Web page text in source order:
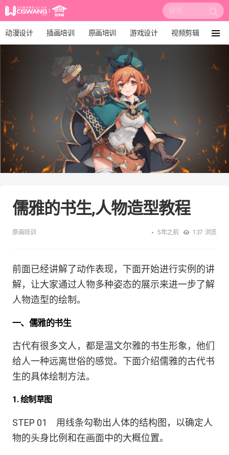
搜
索:
动漫设计 插画培训 原画培训 游戏设计 视频剪辑
3D建模 培训课程 动画设计
绘画教程 板绘培训
单
儒雅的书生,人物造型教程
原画培训 5年之前 137 浏览
前面已经讲解了动作表现，下面开始进行实例的讲
解，让大家通过人物多种姿态的展示来进一步了解
人物造型的绘制。
一、儒雅的书生
古代有很多文人，都是温文尔雅的书生形象，他们
给人一种远离世俗的感觉。下面介绍儒雅的古代书
生的具体绘制方法。
1. 绘制草图
STEP 01 用线条勾勒出人体的结构图，以确定人
物的头身比例和在画面中的大概位置。